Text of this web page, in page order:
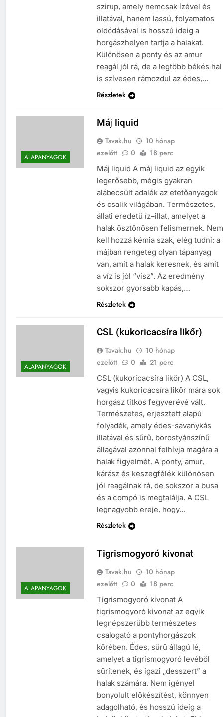
szirup, amely nemcsak ízével és
illatával, hanem lassú, folyamatos
oldódásával is hosszú ideig a
horgászhelyen tartja a halakat.
Különösen a ponty és az amur
reagál jól rá, de a legtöbb békés hal
is szívesen rámozdul az édes,…
Részletek
ALAPANYAGOK
Máj liquid
Tavak.hu
10 hónap
ezelőtt
0 18 perc
Máj liquid A máj liquid az egyik
legerősebb, mégis gyakran
alábecsült adalék az etetőanyagok
és csalik világában. Természetes,
állati eredetű íz–illat, amelyet a
halak ösztönösen felismernek. Nem
kell hozzá kémia szak, elég tudni: a
májban rengeteg olyan tápanyag
van, amit a halak keresnek, és amit
a víz is jól “visz”. Az eredmény
sokszor gyorsabb kapás,…
Részletek
ALAPANYAGOK
CSL (kukoricacsíra likőr)
Tavak.hu
10 hónap
ezelőtt
0 21 perc
CSL (kukoricacsíra likőr) A CSL,
vagyis kukoricacsíra likőr mára sok
horgász titkos fegyverévé vált.
Természetes, erjesztett alapú
folyadék, amely édes-savanykás
illatával és sűrű, borostyánszínű
állagával azonnal felhívja magára a
halak figyelmét. A ponty, amur,
kárász és keszegfélék különösen
jól reagálnak rá, de sokszor a busa
és a compó is megtalálja. A CSL
legnagyobb ereje, hogy…
Részletek
ALAPANYAGOK
Tigrismogyoró kivonat
Tavak.hu
10 hónap
ezelőtt
0 18 perc
Tigrismogyoró kivonat A
tigrismogyoró kivonat az egyik
legnépszerűbb természetes
csalogató a pontyhorgászok
körében. Édes, sűrű állagú lé,
amelyet a tigrismogyoró levéből
sűrítenek, és igazi „desszert” a
halak számára. Nem igényel
bonyolult előkészítést, könnyen
adagolható, és hosszú ideig a